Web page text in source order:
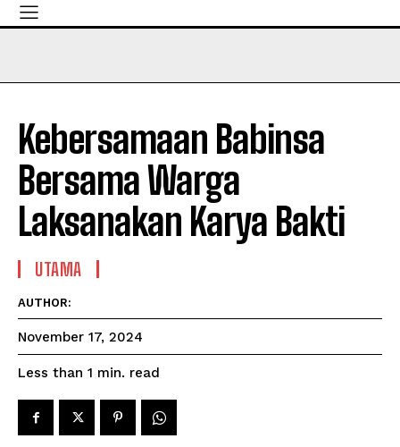
Kebersamaan Babinsa
Bersama Warga
Laksanakan Karya Bakti
UTAMA
AUTHOR:
November 17, 2024
Less than 1 min. read